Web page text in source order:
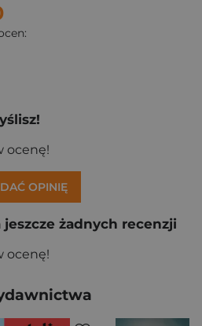
ocenę!
OPINIĘ
żadnych recenzji
ocenę!